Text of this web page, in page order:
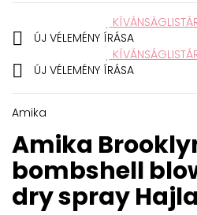

ÚJ VÉLEMÉNY ÍRÁSA
 ÚJ VÉLEMÉNY ÍRÁSA
Amika
Amika
bombshell
dry spray